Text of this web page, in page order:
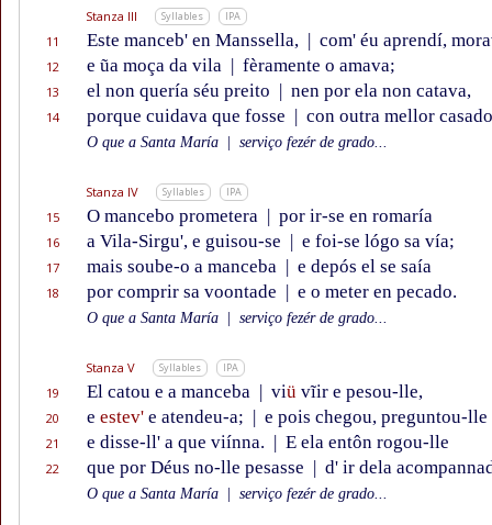
Stanza III Syllables IPA
11 Este manceb' en Manssella, | com' éu aprendí,
12 e ũa moça da vila | fèramente o amava;
13 el non quería séu preito | nen por ela non catava,
14 porque cuidava que fosse | con outra mellor
O que a Santa María serviço fezér de grado...
Stanza IV Syllables IPA
15 O mancebo prometera | por ir-se en romaría
16 a Vila-Sirgu', e guisou-se | e foi-se lógo sa vía;
17 mais soube-o a manceba | e depós el se saía
18 por comprir sa voontade | e o meter en pecado.
O que a Santa María serviço fezér de grado...
Stanza V Syllables IPA
19 El catou e a manceba | viü vĩir e pesou-lle,
20 e estev' e atendeu-a; | e pois chegou, preguntou-lle
21 e disse-ll' a que viínna. | E ela entôn rogou-lle
22 que por Déus no-lle pesasse | d' ir dela
O que a Santa María serviço fezér de grado...